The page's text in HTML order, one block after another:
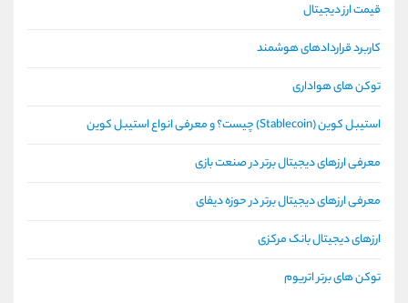
قیمت ارز دیجیتال
کاربرد قراردادهای هوشمند
توکن های هواداری
استیبل کوین (Stablecoin) چیست؟ و معرفی انواع استیبل کوین
معرفی ارزهای دیجیتال برتر در صنعت بازی
معرفی ارزهای دیجیتال برتر در حوزه دیفای
ارزهای دیجیتال بانک مرکزی
توکن های برتر اتریوم